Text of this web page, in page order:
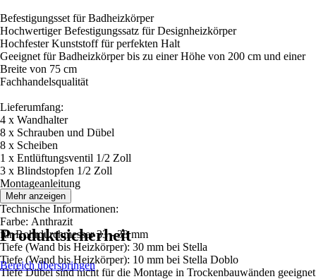
Befestigungsset für Badheizkörper
Hochwertiger Befestigungssatz für Designheizkörper
Hochfester Kunststoff für perfekten Halt
Geeignet für Badheizkörper bis zu einer Höhe von 200 cm und einer
Breite von 75 cm
Fachhandelsqualität
Lieferumfang:
4 x Wandhalter
8 x Schrauben und Dübel
8 x Scheiben
1 x Entlüftungsventil 1/2 Zoll
3 x Blindstopfen 1/2 Zoll
Montageanleitung
Technische Informationen:
Farbe: Anthrazit
für Rohrdurchmesser 33 - 38 mm
Tiefe (Wand bis Heizkörper): 30 mm bei Stella
Tiefe (Wand bis Heizkörper): 10 mm bei Stella Doblo
Tiefe Dübel sind nicht für die Montage in Trockenbauwänden geeignet
Mehr anzeigen
Produktsicherheit
Bereich überspringen